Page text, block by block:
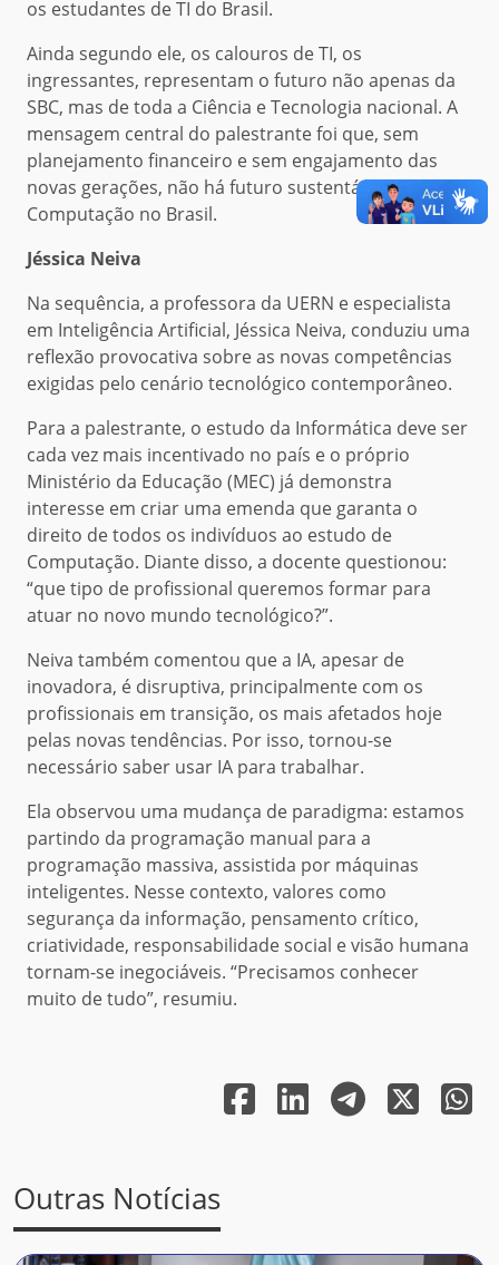
os estudantes de TI do Brasil.
Ainda segundo ele, os calouros de TI, os
ingressantes, representam o futuro não apenas da
SBC, mas de toda a Ciência e Tecnologia nacional. A
mensagem central do palestrante foi que, sem
planejamento financeiro e sem engajamento das
novas gerações, não há futuro sustentável para a
Computação no Brasil.
Jéssica Neiva
Na sequência, a professora da UERN e especialista
em Inteligência Artificial, Jéssica Neiva, conduziu uma
reflexão provocativa sobre as novas competências
exigidas pelo cenário tecnológico contemporâneo.
Para a palestrante, o estudo da Informática deve ser
cada vez mais incentivado no país e o próprio
Ministério da Educação (MEC) já demonstra
interesse em criar uma emenda que garanta o
direito de todos os indivíduos ao estudo de
Computação. Diante disso, a docente questionou:
“que tipo de profissional queremos formar para
atuar no novo mundo tecnológico?”.
Neiva também comentou que a IA, apesar de
inovadora, é disruptiva, principalmente com os
profissionais em transição, os mais afetados hoje
pelas novas tendências. Por isso, tornou-se
necessário saber usar IA para trabalhar.
Ela observou uma mudança de paradigma: estamos
partindo da programação manual para a
programação massiva, assistida por máquinas
inteligentes. Nesse contexto, valores como
segurança da informação, pensamento crítico,
criatividade, responsabilidade social e visão humana
tornam-se inegociáveis. “Precisamos conhecer
muito de tudo”, resumiu.
Outras Notícias